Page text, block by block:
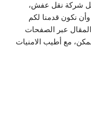
شركة نقل عفش،
نكون قدمنا لكم
عبر الصفحات
مع أطيب الامنيات